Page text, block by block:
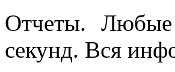
Отчеты. Любые
секунд. Вся